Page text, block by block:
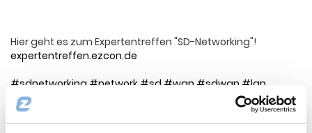
Hier geht es zum Expertentreffen "SD-Networking"!
expertentreffen.ezcon.de
#sdnetworking #network #sd #wan #sdwan #lan
#sdlan
#projectmanagement
#consulting
#ausschreibung#rfp
#it#infrastructure#EZcon